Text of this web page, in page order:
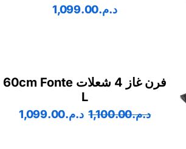
د.م.1,099.00
فرن غاز 4 شعلات 60cm Fonte
L
د.م.1,100.00 د.م.1,099.00